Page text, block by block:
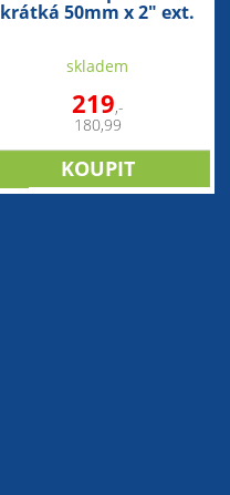
krátká 50mm x 2" ext.
skladem
219,-
180,99